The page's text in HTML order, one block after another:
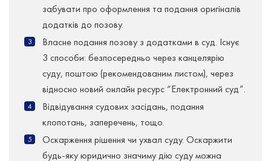
забувати про оформлення та подання оригіналів
додатків до позову.
Власне подання позову з додатками в суд. Існує
3 способи: безпосередньо через канцелярію
суду, поштою (рекомендованим листом), через
відносно новий онлайн ресурс “Електронний суд”.
Відвідування судових засідань, подання
клопотань, заперечень, тощо.
Оскарження рішення чи ухвал суду. Оскаржити
будь-яку юридично значиму дію суду можна